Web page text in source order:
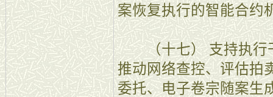
案恢复执行的智能合约
（十七） 支持执行干
推动网络查控、评估拍
委托、电子卷宗随案生